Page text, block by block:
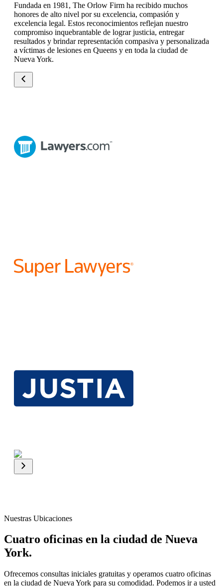
Fundada en 1981, The Orlow Firm ha recibido muchos
honores de alto nivel por su excelencia, compasión y
excelencia legal. Estos reconocimientos reflejan nuestro
compromiso inquebrantable de lograr justicia, entregar
resultados y brindar representación compasiva y personalizada
a víctimas de lesiones en Queens y en toda la ciudad de
Nueva York.
Nuestras Ubicaciones
Cuatro oficinas en la ciudad de Nueva
York.
Ofrecemos consultas iniciales gratuitas y operamos cuatro oficinas
en la ciudad de Nueva York para su comodidad. Podemos ir a usted